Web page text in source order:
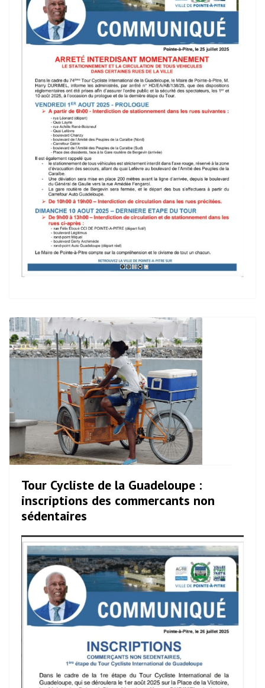
Tour Cycliste de la Guadeloupe :
inscriptions des commercants non
sédentaires